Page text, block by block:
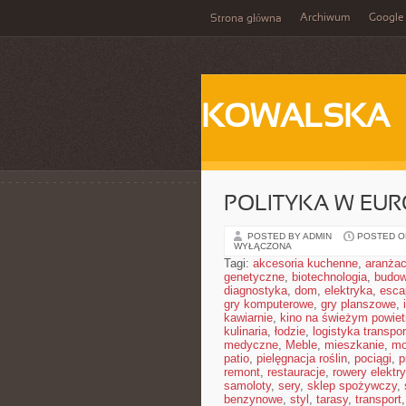
Strona główna Archiwum Google
KOWALSKA
POLITYKA W
POSTED BY ADMIN POSTED
WYŁĄCZONA
Tagi: akcesoria kuchenne,
genetyczne, biotechnologia,
diagnostyka, dom, elektryka,
gry komputerowe, gry planszowe,
kawiarnie, kino na świeżym
kulinaria, łodzie, logistyka
medyczne, Meble, mieszkanie,
patio, pielęgnacja roślin, pociągi,
remont, restauracje, rowery
samoloty, sery, sklep spożywczy,
benzynowe, styl , tarasy, transport,